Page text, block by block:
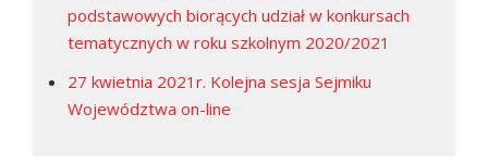
podstawowych biorących udział w konkursach
tematycznych w roku szkolnym 2020/2021
27 kwietnia 2021r. Kolejna sesja Sejmiku
Województwa on-line